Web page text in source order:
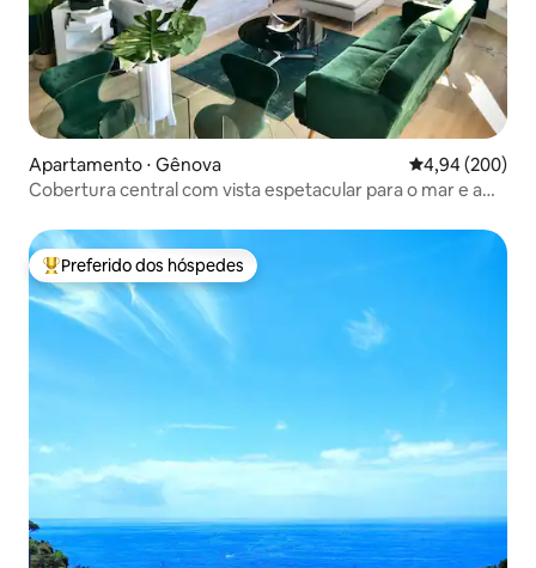
Apartamento ⋅ Gênova 4,94 de uma
4,94 (200)
Cobertura central com vista espetacular para o mar e a
Entre os melhores preferidos dos hóspedes
Preferido dos hóspedes